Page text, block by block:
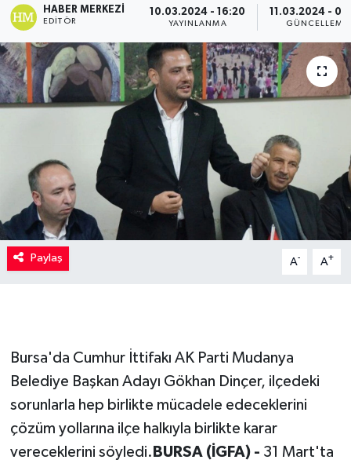
HABER MERKEZI
EDITÖR
10.03.2024 - 16:20
YAYINLANMA
11.03.2024 -
GÜNCELLEME
Paylaş A- A+
Bursa'da Cumhur İttifakı AK Parti Mudanya
Belediye Başkan Adayı Gökhan Dinçer, ilçedeki
sorunlarla hep birlikte mücadele edeceklerini
çözüm yollarına ilçe halkıyla birlikte karar
vereceklerini söyledi. BURSA (İGFA) - 31 Mart'ta
Kadın
Magazin
Yaşam